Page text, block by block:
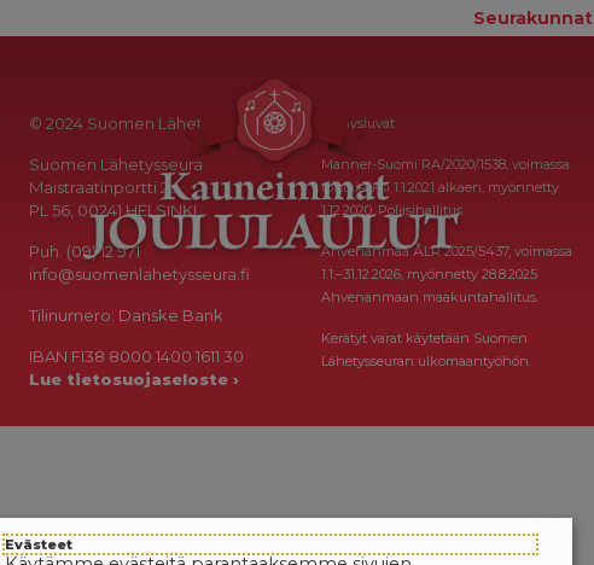
Seurakunnat
© 2024 Suomen Lähetysseura
Suomen Lähetysseura
Maistraatinportti 2a
PL 56, 00241 HELSINKI
Puh. (09) 12 971
info@suomenlahetysseura.fi
Tilinumero: Danske Bank
IBAN FI38 8000 1400 1611 30
Lue tietosuojaseloste ›
Keräysluvat:
Manner-Suomi RA/2020/1538, voimassa
toistaiseksi 1.1.2021 alkaen, myönnetty
1.12.2020, Poliisihallitus.
Ahvenanmaa ÅLR 2025/5437, voimassa
1.1.–31.12.2026, myönnetty 28.8.2025
Ahvenanmaan maakuntahallitus.
Kerätyt varat käytetään Suomen
Lähetysseuran ulkomaantyöhön.
Evästeet